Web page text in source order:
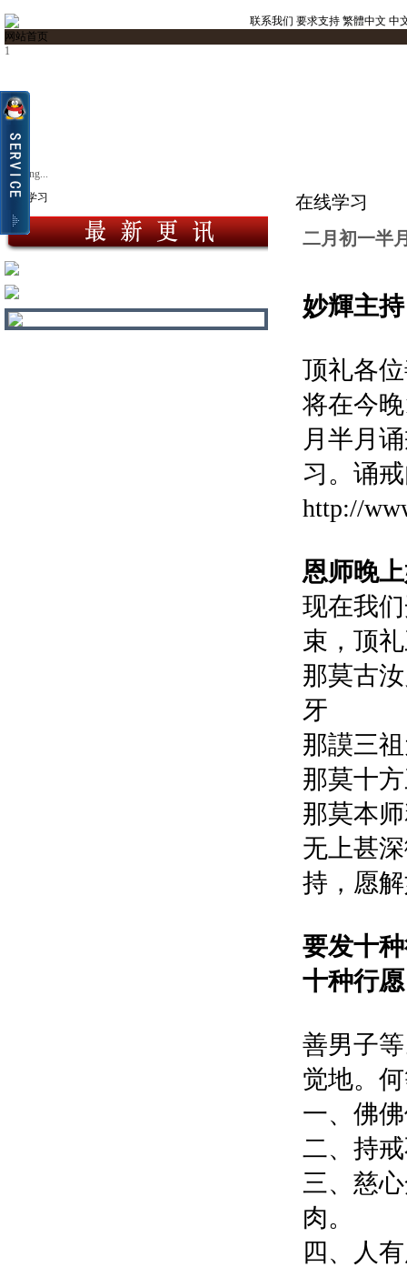
联系我们 要求支持 繁體中文 中
网站首页
1
Loading...
在线学习
在线学习
二月初一半
妙輝主
顶礼各
将在今
月半月
习。诵
http://
恩师晚
现在我
束，顶
那莫古
牙
那謨三
那莫十
那莫本
无上甚
持，愿
要发十
十种行愿
善男子
觉地。
一、佛
二、持
三、慈
肉。
四、人